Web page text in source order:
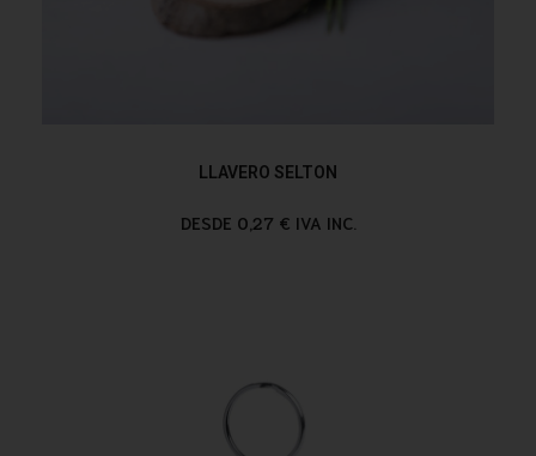
LLAVERO SELTON
DESDE 0,27 € IVA INC.